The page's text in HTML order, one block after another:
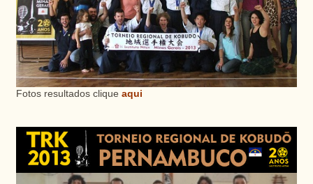
Fotos resultados clique aqui